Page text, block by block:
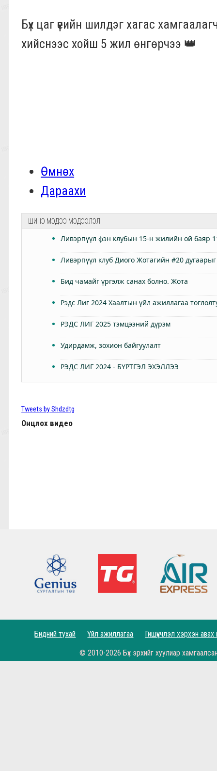
Бүх цаг үеийн шилдэг хагас
хийснээс хойш 5 жил өнгөрчээ 👑
Өмнөх
Дараахи
ШИНЭ МЭДЭЭ МЭДЭЭЛЭЛ
Ливэрпүүл фэн клубын 15-н жилийн ой баяр
Ливэрпүүл клуб Диого Жотагийн #20
Бид чамайг үргэлж санах болно. Жота
Рэдс Лиг 2024 Хаалтын үйл ажиллагаа
РЭДС ЛИГ 2025 тэмцээний дүрэм
Удирдамж, зохион байгуулалт
РЭДС ЛИГ 2024 - БҮРТГЭЛ ЭХЭЛЛЭЭ
ТББ-ын ээлжит Бүх гишүүдийн хурал
КЛОППЫН УРГУУЛСАН ҮР ЖИМС
Lucho's show time.
2022.05.04 - Энэ өдөр түүхнээ
Рэдс Лиг 2022 - Баталгаажсан жагсаалт
Tweets by Shdzdtg
Онцлох видео
Бидний тухай Үйл ажиллагаа Гишүүнчлэл хэрхэн авах
© 2010-2026 Бүх эрхийг хуулиар